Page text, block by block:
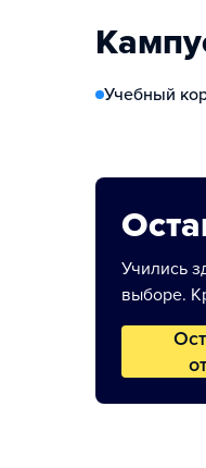
Учебный
Учились
выборе.